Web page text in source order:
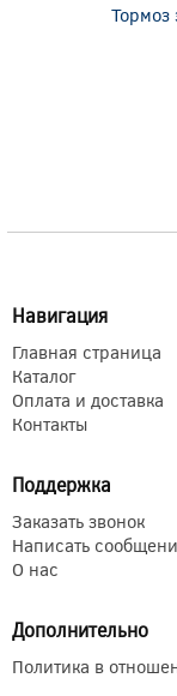
Тормоз
Навигация
Главная страница
Каталог
Оплата и доставка
Контакты
Поддержка
Заказать звонок
Написать
О нас
Дополнительно
Политика в